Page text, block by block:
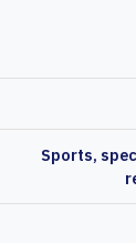
Sports,